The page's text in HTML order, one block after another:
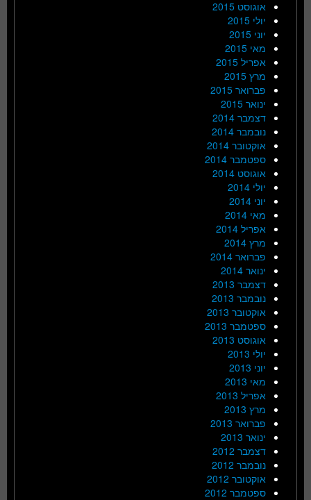
אוגוסט 2015
יולי 2015
יוני 2015
מאי 2015
אפריל 2015
מרץ 2015
פברואר 2015
ינואר 2015
דצמבר 2014
נובמבר 2014
אוקטובר 2014
ספטמבר 2014
אוגוסט 2014
יולי 2014
יוני 2014
מאי 2014
אפריל 2014
מרץ 2014
פברואר 2014
ינואר 2014
דצמבר 2013
נובמבר 2013
אוקטובר 2013
ספטמבר 2013
אוגוסט 2013
יולי 2013
יוני 2013
מאי 2013
אפריל 2013
מרץ 2013
פברואר 2013
ינואר 2013
דצמבר 2012
נובמבר 2012
אוקטובר 2012
ספטמבר 2012